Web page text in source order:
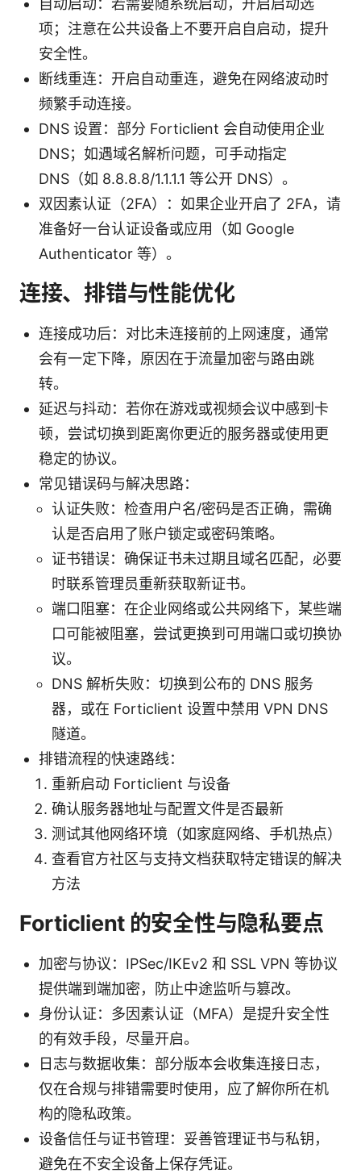
项；注意在公共设备上不要开启自启动，提升
安全性。
断线重连：开启自动重连，避免在网络波动时
频繁手动连接。
DNS 设置：部分 Forticlient 会自动使用企业
DNS；如遇域名解析问题，可手动指定
DNS（如 8.8.8.8/1.1.1.1 等公开 DNS）。
双因素认证（2FA）：如果企业开启了 2FA，请
准备好一台认证设备或应用（如 Google
Authenticator 等）。
连接、排错与性能优化
连接成功后：对比未连接前的上网速度，通常
会有一定下降，原因在于流量加密与路由跳
转。
延迟与抖动：若你在游戏或视频会议中感到卡
顿，尝试切换到距离你更近的服务器或使用更
稳定的协议。
常见错误码与解决思路：
认证失败：检查用户名/密码是否正确，需确
认是否启用了账户锁定或密码策略。
证书错误：确保证书未过期且域名匹配，必要
时联系管理员重新获取新证书。
端口阻塞：在企业网络或公共网络下，某些端
口可能被阻塞，尝试更换到可用端口或切换协
议。
DNS 解析失败：切换到公布的 DNS 服务
器，或在 Forticlient 设置中禁用 VPN DNS
隧道。
排错流程的快速路线：
重新启动 Forticlient 与设备
确认服务器地址与配置文件是否最新
测试其他网络环境（如家庭网络、手机热点）
查看官方社区与支持文档获取特定错误的解决
方法
Forticlient 的安全性与隐私要点
加密与协议：IPSec/IKEv2 和 SSL VPN 等协议
提供端到端加密，防止中途监听与篡改。
身份认证：多因素认证（MFA）是提升安全性
的有效手段，尽量开启。
日志与数据收集：部分版本会收集连接日志，
仅在合规与排错需要时使用，应了解你所在机
构的隐私政策。
设备信任与证书管理：妥善管理证书与私钥，
避免在不安全设备上保存凭证。